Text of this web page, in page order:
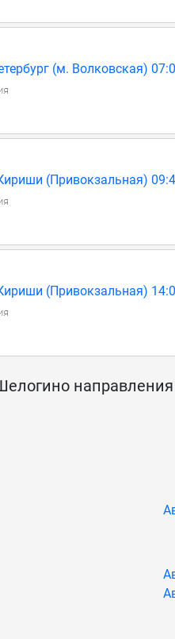
(м. Волковская)
(Привокзальная)
(Привокзальная)
направления